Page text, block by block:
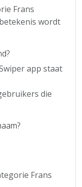
Frans
wordt
app staat
die
Frans